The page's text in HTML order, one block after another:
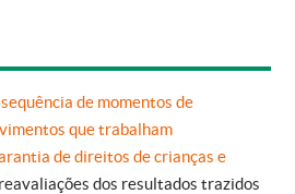
sequência de momentos de
que trabalham
de direitos de crianças e
reavaliações dos resultados trazidos